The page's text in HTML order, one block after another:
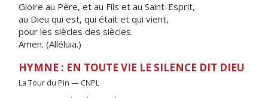
Gloire au Père, et au Fils et au Saint-Esprit,
au Dieu qui est, qui était et qui vient,
pour les siècles des siècles.
Amen. (Alléluia.)
HYMNE : EN TOUTE VIE LE SILENCE DIT DIEU
La Tour du Pin — CNPL